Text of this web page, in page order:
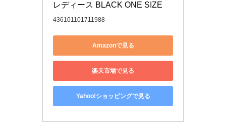
レディース BLACK ONE SIZE
436101101711988
Amazonで見る
楽天市場で見る
Yahoo!ショッピングで見る